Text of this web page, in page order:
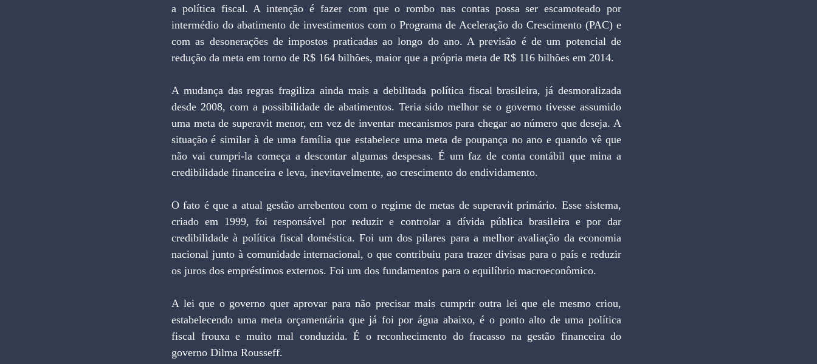
a política fiscal. A intenção é fazer com que o rombo nas contas possa ser escamoteado por
intermédio do abatimento de investimentos com o Programa de Aceleração do Crescimento (PAC) e
com as desonerações de impostos praticadas ao longo do ano. A previsão é de um potencial de
redução da meta em torno de R$ 164 bilhões, maior que a própria meta de R$ 116 bilhões em 2014.
A mudança das regras fragiliza ainda mais a debilitada política fiscal brasileira, já desmoralizada
desde 2008, com a possibilidade de abatimentos. Teria sido melhor se o governo tivesse assumido
uma meta de superavit menor, em vez de inventar mecanismos para chegar ao número que deseja. A
situação é similar à de uma família que estabelece uma meta de poupança no ano e quando vê que
não vai cumpri-la começa a descontar algumas despesas. É um faz de conta contábil que mina a
credibilidade financeira e leva, inevitavelmente, ao crescimento do endividamento.
O fato é que a atual gestão arrebentou com o regime de metas de superavit primário. Esse sistema,
criado em 1999, foi responsável por reduzir e controlar a dívida pública brasileira e por dar
credibilidade à política fiscal doméstica. Foi um dos pilares para a melhor avaliação da economia
nacional junto à comunidade internacional, o que contribuiu para trazer divisas para o país e reduzir
os juros dos empréstimos externos. Foi um dos fundamentos para o equilíbrio macroeconômico.
A lei que o governo quer aprovar para não precisar mais cumprir outra lei que ele mesmo criou,
estabelecendo uma meta orçamentária que já foi por água abaixo, é o ponto alto de uma política
fiscal frouxa e muito mal conduzida. É o reconhecimento do fracasso na gestão financeira do
governo Dilma Rousseff.